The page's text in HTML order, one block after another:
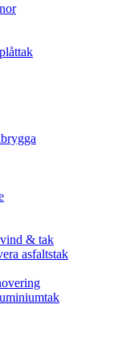
& tak
asfaltstak